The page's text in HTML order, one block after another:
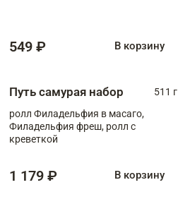
549 ₽ В корзину
Путь самурая набор
511 г
ролл Филадельфия в масаго,
Филадельфия фреш, ролл с
креветкой
1 179 ₽ В корзину